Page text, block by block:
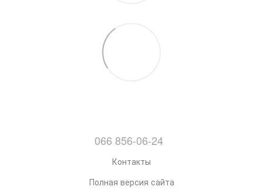
066 856-06-24
Контакты
Полная версия сайта